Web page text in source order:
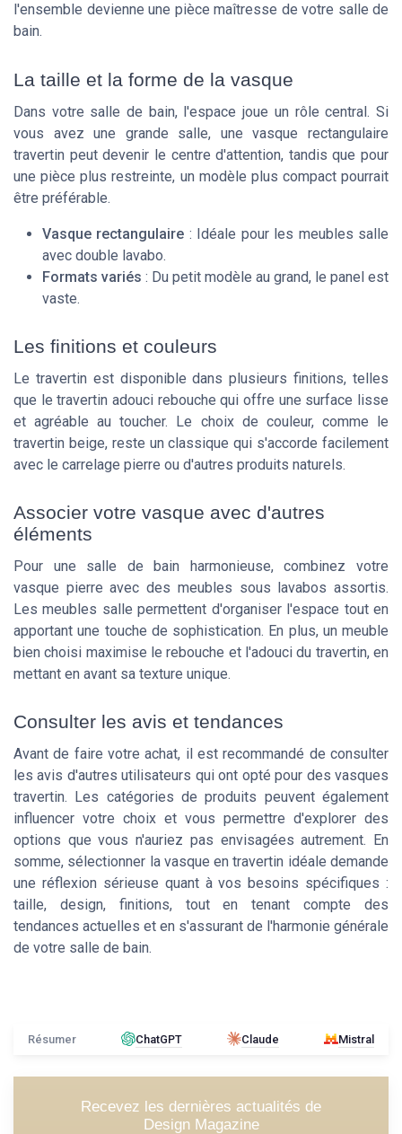
l'ensemble devienne une pièce maîtresse de votre salle de
bain.
La taille et la forme de la vasque
Dans votre salle de bain, l'espace joue un rôle central. Si
vous avez une grande salle, une vasque rectangulaire
travertin peut devenir le centre d'attention, tandis que pour
une pièce plus restreinte, un modèle plus compact pourrait
être préférable.
Vasque rectangulaire : Idéale pour les meubles salle
avec double lavabo.
Formats variés : Du petit modèle au grand, le panel est
vaste.
Les finitions et couleurs
Le travertin est disponible dans plusieurs finitions, telles
que le travertin adouci rebouche qui offre une surface lisse
et agréable au toucher. Le choix de couleur, comme le
travertin beige, reste un classique qui s'accorde facilement
avec le carrelage pierre ou d'autres produits naturels.
Associer votre vasque avec d'autres
éléments
Pour une salle de bain harmonieuse, combinez votre
vasque pierre avec des meubles sous lavabos assortis.
Les meubles salle permettent d'organiser l'espace tout en
apportant une touche de sophistication. En plus, un meuble
bien choisi maximise le rebouche et l'adouci du travertin, en
mettant en avant sa texture unique.
Consulter les avis et tendances
Avant de faire votre achat, il est recommandé de consulter
les avis d'autres utilisateurs qui ont opté pour des vasques
travertin. Les catégories de produits peuvent également
influencer votre choix et vous permettre d'explorer des
options que vous n'auriez pas envisagées autrement. En
somme, sélectionner la vasque en travertin idéale demande
une réflexion sérieuse quant à vos besoins spécifiques :
taille, design, finitions, tout en tenant compte des
tendances actuelles et en s'assurant de l'harmonie générale
de votre salle de bain.
Résumer ChatGPT Claude Mistral
Recevez les dernières actualités de
Design Magazine